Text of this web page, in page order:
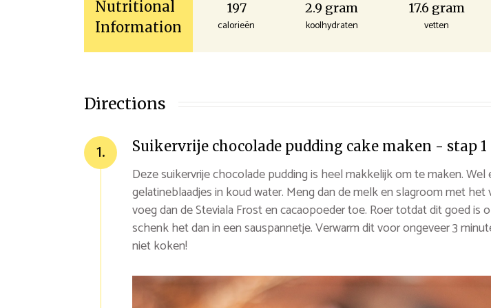
Nutritional
Information
197
calorieën
2.9 gram
koolhydraten
17.6 gram
vetten
Directions
1. Suikervrije chocolade pudding cake maken - stap 1
Deze suikervrije chocolade pudding is heel makkelijk om te maken. Wel
gelatineblaadjes in koud water. Meng dan de melk en slagroom met het
voeg dan de Steviala Frost en cacaopoeder toe. Roer totdat dit goed is
schenk het dan in een sauspannetje. Verwarm dit voor ongeveer 3
niet koken!